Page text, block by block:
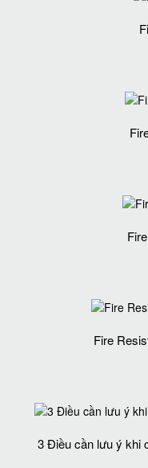
Fire
3 Điều cần lưu ý khi